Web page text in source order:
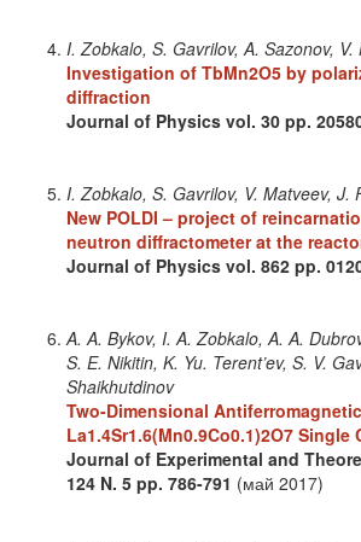
I. Zobkalo, S. Gavrilov, A. Sazonov, V.
Investigation of TbMn2O5 by
diffraction
Journal of Physics vol. 30 pp.
I. Zobkalo, S. Gavrilov, V. Matveev, J.
New POLDI – project of
neutron diffractometer at the
Journal of Physics vol. 862 pp.
A. A. Bykov, I. A. Zobkalo, A. A.
S. E. Nikitin, K. Yu. Terent’ev, S. V.
Shaikhutdinov
Two-Dimensional
La1.4Sr1.6(Mn0.9Co0.1)2O7 Single
Journal of Experimental and
124 N. 5 pp. 786-791 (май 2017)